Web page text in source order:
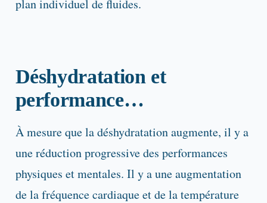
plan individuel de fluides.
Déshydratation et
performance…
À mesure que la déshydratation augmente, il y a
une réduction progressive des performances
physiques et mentales. Il y a une augmentation
de la fréquence cardiaque et de la température